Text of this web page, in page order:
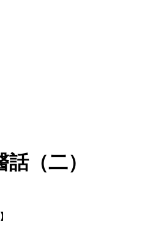
（二）